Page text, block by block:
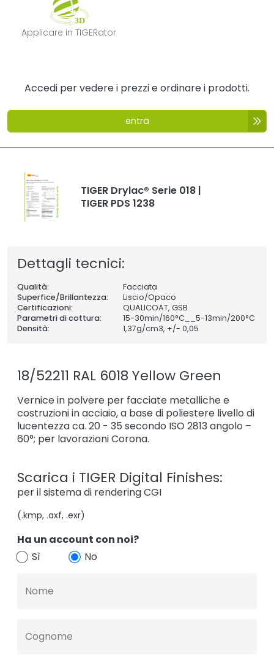
Applicare in TIGERator
Applicare in TIGERator
Accedi per vedere i prezzi e ordinare i prodotti.
entra
TIGER Drylac® Serie 018 |
TIGER PDS 1238
Dettagli tecnici:
Qualità:
Facciata
Superfice/Brillantezza:
Liscio/Opaco
Certificazioni:
QUALICOAT, GSB
Parametri di cottura:
15-30min/160°C__5-13min/200°C
Densità:
1,37g/cm3, +/- 0,05
18/52211 RAL 6018 Yellow Green
Vernice in polvere per facciate metalliche e
costruzioni in acciaio, a base di poliestere livello di
lucentezza ca. 20 - 35 secondo ISO 2813 angolo –
60°; per lavorazioni Corona.
Scarica i TIGER Digital Finishes:
per il sistema di rendering CGI
(.kmp, .axf, .exr)
Ha un account con noi?
Sì
No
Nome
Cognome